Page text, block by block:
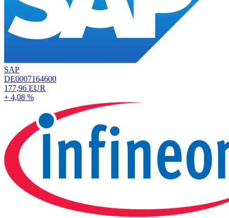
SAP
DE0007164600
177,96 EUR
+ 4,08 %